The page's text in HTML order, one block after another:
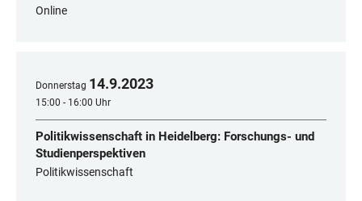
Online
Donnerstag 14.9.2023
15:00 - 16:00 Uhr
Politikwissenschaft in Heidelberg: Forschungs- und
Studienperspektiven
Politikwissenschaft